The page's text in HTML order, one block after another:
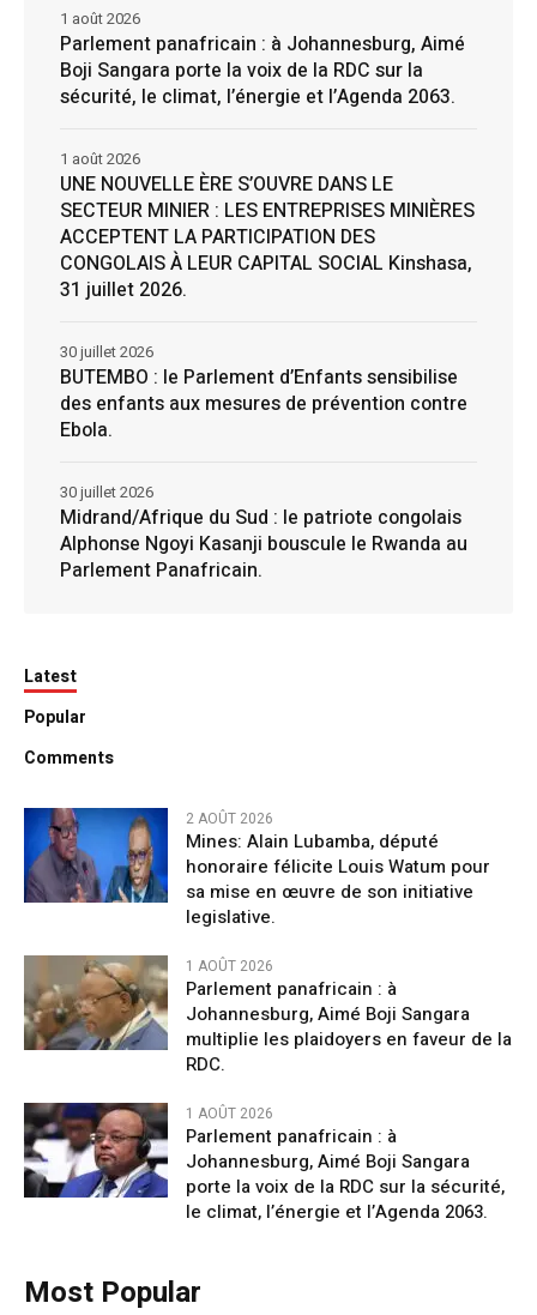
Parlement panafricain : à Johannesburg, Aimé
Boji Sangara porte la voix de la RDC sur la
sécurité, le climat, l’énergie et l’Agenda 2063.
1 août 2026
UNE NOUVELLE ÈRE S’OUVRE DANS LE
SECTEUR MINIER : LES ENTREPRISES MINIÈRES
ACCEPTENT LA PARTICIPATION DES
CONGOLAIS À LEUR CAPITAL SOCIAL Kinshasa,
31 juillet 2026.
1 août 2026
BUTEMBO : le Parlement d’Enfants sensibilise
des enfants aux mesures de prévention contre
Ebola.
30 juillet 2026
Midrand/Afrique du Sud : le patriote congolais
Alphonse Ngoyi Kasanji bouscule le Rwanda au
Parlement Panafricain.
30 juillet 2026
Latest
Popular
Comments
2 AOÛT 2026
Mines: Alain Lubamba, député
honoraire félicite Louis Watum pour
sa mise en œuvre de son initiative
legislative.
1 AOÛT 2026
Parlement panafricain : à
Johannesburg, Aimé Boji Sangara
multiplie les plaidoyers en faveur de la
RDC.
1 AOÛT 2026
Parlement panafricain : à
Johannesburg, Aimé Boji Sangara
porte la voix de la RDC sur la sécurité,
le climat, l’énergie et l’Agenda 2063.
Most Popular